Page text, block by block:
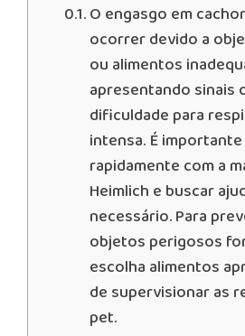
O engasgo em
ocorrer devido a
ou alimentos
apresentando sinais
dificuldade para
intensa. É
rapidamente com a
Heimlich e buscar
necessário. Para
objetos perigosos
escolha alimentos
de supervisionar as
pet.